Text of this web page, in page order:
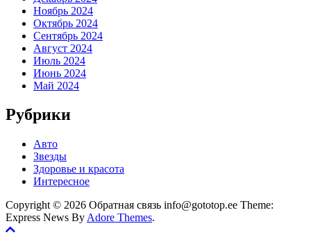
Ноябрь 2024
Октябрь 2024
Сентябрь 2024
Август 2024
Июль 2024
Июнь 2024
Май 2024
Рубрики
Авто
Звезды
Здоровье и красота
Интересное
Copyright © 2026 Обратная связь info@gototop.ee Theme:
Express News By Adore Themes.